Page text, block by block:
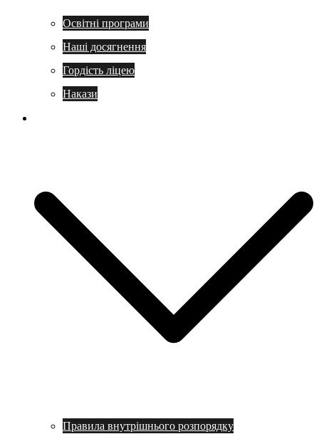
Освітні програми
Наші досягнення
Гордість ліцею
Накази
Правила внутрішнього розпорядку